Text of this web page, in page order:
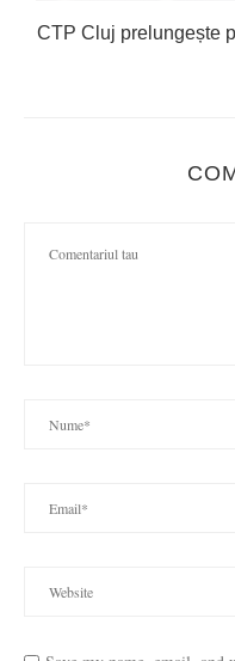
CTP Cluj prelungește